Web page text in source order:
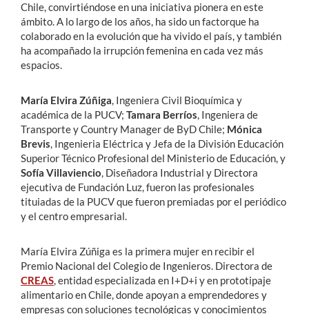
Chile, convirtiéndose en una iniciativa pionera en este
ámbito. A lo largo de los años, ha sido un factorque ha
colaborado en la evolución que ha vivido el país, y también
ha acompañado la irrupción femenina en cada vez más
espacios.
María Elvira Zúñiga, Ingeniera Civil Bioquímica y
académica de la PUCV; Tamara Berríos, Ingeniera de
Transporte y Country Manager de ByD Chile; Mónica
Brevis, Ingenieria Eléctrica y Jefa de la División Educación
Superior Técnico Profesional del Ministerio de Educación, y
Sofía Villaviencio, Diseñadora Industrial y Directora
ejecutiva de Fundación Luz, fueron las profesionales
tituiadas de la PUCV que fueron premiadas por el periódico
y el centro empresarial.
María Elvira Zúñiga es la primera mujer en recibir el
Premio Nacional del Colegio de Ingenieros. Directora de
CREAS, entidad especializada en I+D+i y en prototipaje
alimentario en Chile, donde apoyan a emprendedores y
empresas con soluciones tecnológicas y conocimientos